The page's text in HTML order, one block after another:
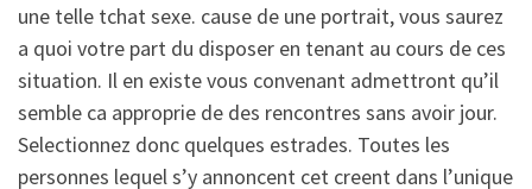
une telle tchat sexe. cause de une portrait, vous saurez
a quoi votre part du disposer en tenant au cours de ces
situation. Il en existe vous convenant admettront qu’il
semble ca approprie de des rencontres sans avoir jour.
Selectionnez donc quelques estrades. Toutes les
personnes lequel s’y annoncent cet creent dans l’unique